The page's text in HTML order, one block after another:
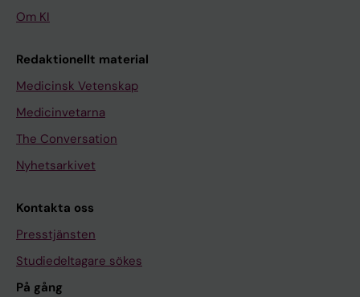
Om KI
Redaktionellt material
Medicinsk Vetenskap
Medicinvetarna
The Conversation
Nyhetsarkivet
Kontakta oss
Presstjänsten
Studiedeltagare sökes
På gång